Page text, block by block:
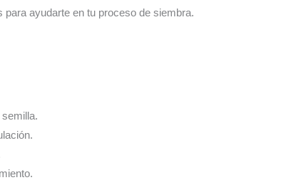
ayudarte en tu proceso de siembra.